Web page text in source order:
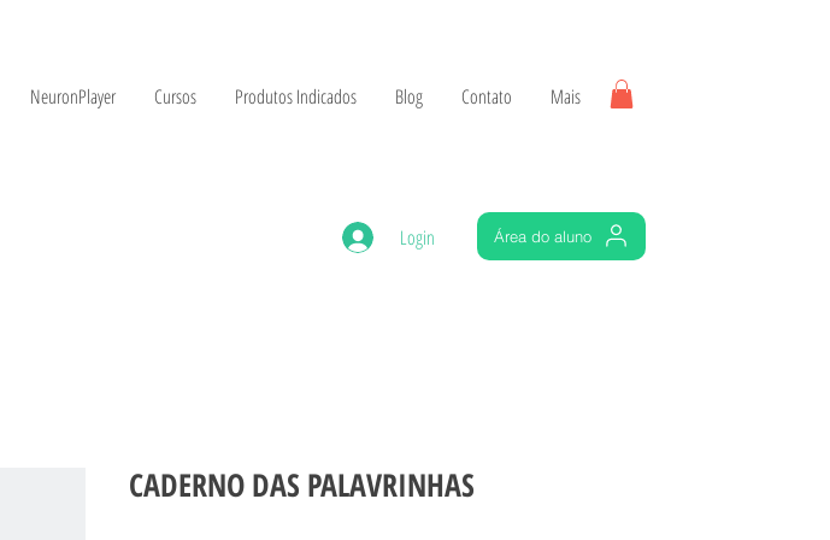
NeuronPlayer Cursos Produtos Indicados Blog Contato Mais
Login Área do aluno
CADERNO DAS PALAVRINHAS